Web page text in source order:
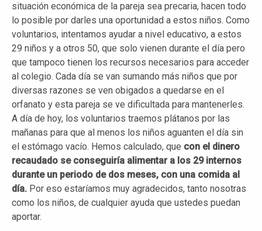
situación económica de la pareja sea precaria, hacen todo
lo posible por darles una oportunidad a estos niños. Como
voluntarios, intentamos ayudar a nivel educativo, a estos
29 niños y a otros 50, que solo vienen durante el día pero
que tampoco tienen los recursos necesarios para acceder
al colegio. Cada día se van sumando más niños que por
diversas razones se ven obigados a quedarse en el
orfanato y esta pareja se ve dificultada para mantenerles.
A día de hoy, los voluntarios traemos plátanos por las
mañanas para que al menos los niños aguanten el día sin
el estómago vacío. Hemos calculado, que con el dinero
recaudado se conseguiría alimentar a los 29 internos
durante un periodo de dos meses, con una comida al
día. Por eso estaríamos muy agradecidos, tanto nosotras
como los niños, de cualquier ayuda que ustedes puedan
aportar.